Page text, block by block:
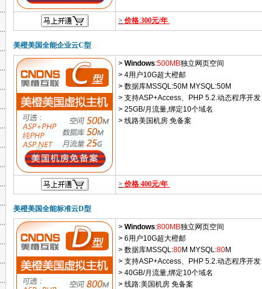
> 价格:300元/年
美橙美国全能企业云C型
> Windows:500MB独立网页空间
> 4用户10G超大橙邮
> 数据库MSSQL:50M MYSQL:50M
> 支持ASP+Access、PHP 5.2.动态程序开发
> 25GB/月流量,绑定10个域名
> 线路美国机房 免备案
> 价格:400元/年
美橙美国全能标准云D型
> Windows:800MB独立网页空间
> 6用户10G超大橙邮
> 数据库MSSQL:80M MYSQL:80M
> 支持ASP+Access、PHP 5.2.动态程序开发
> 40GB/月流量,绑定10个域名
> 线路:美国机房 免备案